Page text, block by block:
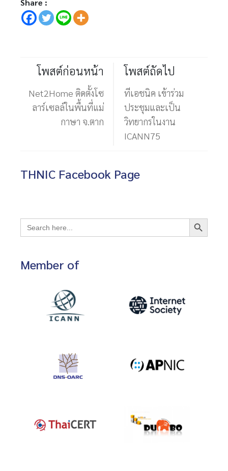
Share :
โพสต์ก่อนหน้า
Net2Home ติดตั้งโซ
ลาร์เซลล์ในพื้นที่แม่
กาษา จ.ตาก
โพสต์ถัดไป
ทีเอชนิค เข้าร่วม
ประชุมและเป็น
วิทยากรในงาน
ICANN75
THNIC Facebook Page
Search
for:
Search Button
Member of